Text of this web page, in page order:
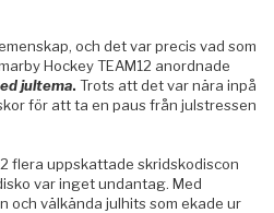
och det var precis vad som
Hockey TEAM12 anordnade
jultema. Trots att det var nära inpå
för att ta en paus från julstressen
flera uppskattade skridskodiscon
var inget undantag. Med
och välkända julhits som ekade ur